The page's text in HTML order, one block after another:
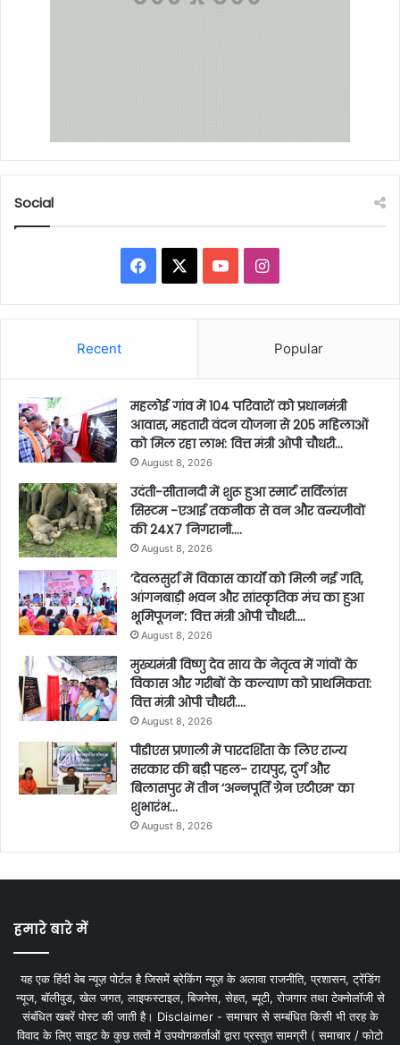
Social
Facebook YouTubeInstagram
Recent Popular
महलोई गांव में 104 परिवारों को प्रधानमंत्री
आवास, महतारी वंदन योजना से 205 महिलाओं
को मिल रहा लाभ: वित्त मंत्री ओपी चौधरी…
August 8, 2026
उदंती-सीतानदी में शुरू हुआ स्मार्ट सर्विलांस
सिस्टम -एआई तकनीक से वन और वन्यजीवों
की 24X7 निगरानी….
August 8, 2026
’देवलसुर्रा में विकास कार्यों को मिली नई गति,
आंगनबाड़ी भवन और सांस्कृतिक मंच का हुआ
भूमिपूजन’: वित्त मंत्री ओपी चौधरी….
August 8, 2026
मुख्यमंत्री विष्णु देव साय के नेतृत्व में गांवों के
विकास और गरीबों के कल्याण को प्राथमिकता:
वित्त मंत्री ओपी चौधरी….
August 8, 2026
पीडीएस प्रणाली में पारदर्शिता के लिए राज्य
सरकार की बड़ी पहल- रायपुर, दुर्ग और
बिलासपुर में तीन ‘अन्नपूर्ति ग्रेन एटीएम‘ का
शुभारंभ…
August 8, 2026
हमारे बारे में
यह एक हिंदी वेब न्यूज़ पोर्टल है जिसमें ब्रेकिंग न्यूज़ के अलावा राजनीति, प्रशासन, ट्रेंडिंग
न्यूज, बॉलीवुड, खेल जगत, लाइफस्टाइल, बिजनेस, सेहत, ब्यूटी, रोजगार तथा टेक्नोलॉजी से
संबंधित खबरें पोस्ट की जाती है। Disclaimer - समाचार से सम्बंधित किसी भी तरह के
विवाद के लिए साइट के कुछ तत्वों में उपयोगकर्ताओं द्वारा प्रस्तुत सामग्री ( समाचार / फोटो